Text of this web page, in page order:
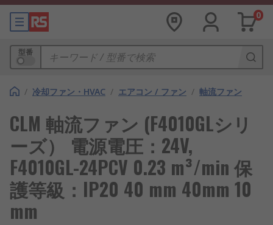
0
型番
/ 冷却ファン・HVAC / エアコン / ファン / 軸流ファン
CLM 軸流ファン (F4010GLシリ
ーズ） 電源電圧：24V,
F4010GL-24PCV 0.23 m³/min 保
護等級：IP20 40 mm 40mm 10
mm